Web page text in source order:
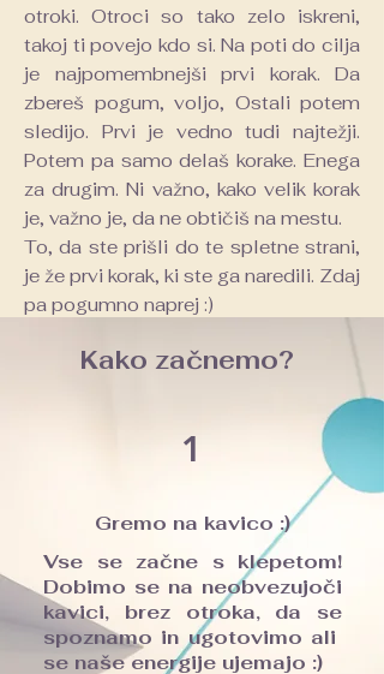
otroki. Otroci so tako zelo iskreni,
takoj ti povejo kdo si. Na poti do cilja
je najpomembnejši prvi korak. Da
zbereš pogum, voljo, Ostali potem
sledijo. Prvi je vedno tudi najtežji.
Potem pa samo delaš korake. Enega
za drugim. Ni važno, kako velik korak
je, važno je, da ne obtičiš na mestu.
To, da ste prišli do te spletne strani,
je že prvi korak, ki ste ga naredili. Zdaj
pa pogumno naprej :)
Kako začnemo?
1
Gremo na kavico :)
Vse se začne s klepetom!
Dobimo se na neobvezujoči
kavici, brez otroka, da se
spoznamo in ugotovimo ali
se naše energije ujemajo :)